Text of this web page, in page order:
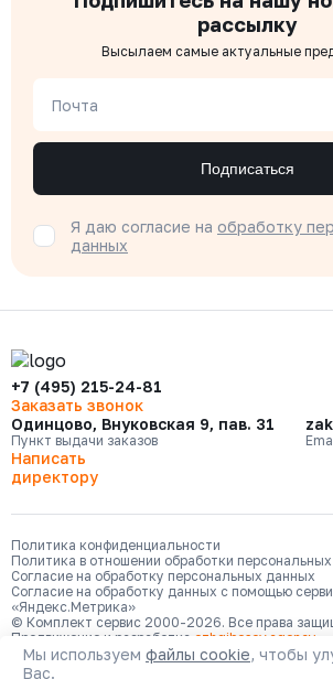
рассылку
Высылаем самые актуальные
Почта
Подписаться
Я даю согласие на обработку
данных
+7 (495) 215-24-81
Заказать звонок
Одинцово, Внуковская 9, пав. 31
Пункт выдачи заказов
Написать
директору
Политика конфиденциальности
Политика в отношении обработки
Согласие на обработку персональных данных
Согласие на обработку данных с помощью
«Яндекс.Метрика»
© Комплект сервис 2000-2026. Все права
Продвижение и разработка ozhgibesov.agency
Мы используем файлы cookie, чтобы
Вас.